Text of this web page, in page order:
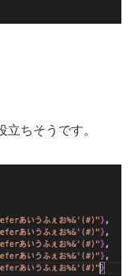
ちそうです。